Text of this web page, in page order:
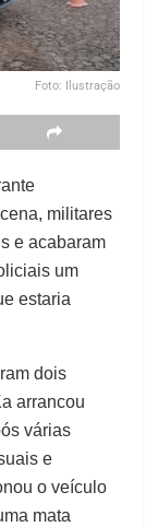
Foto: Ilustração
militares
e acabaram
um
estaria
dois
arrancou
várias
e
o veículo
mata